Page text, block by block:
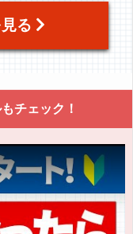
る
チェック！